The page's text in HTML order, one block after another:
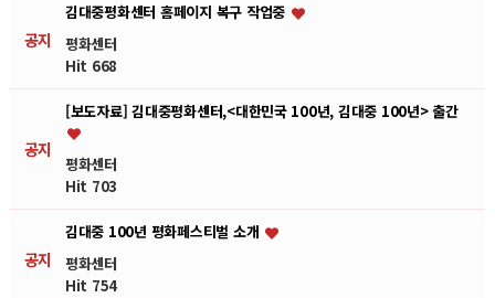
공지
김대중평화센터 홈페이지 복구 작업중
평화센터
Hit 668
공지
[보도자료] 김대중평화센터,<대한민국 100년, 김대중 100년> 출간
평화센터
Hit 703
공지
김대중 100년 평화페스티벌 소개
평화센터
Hit 754